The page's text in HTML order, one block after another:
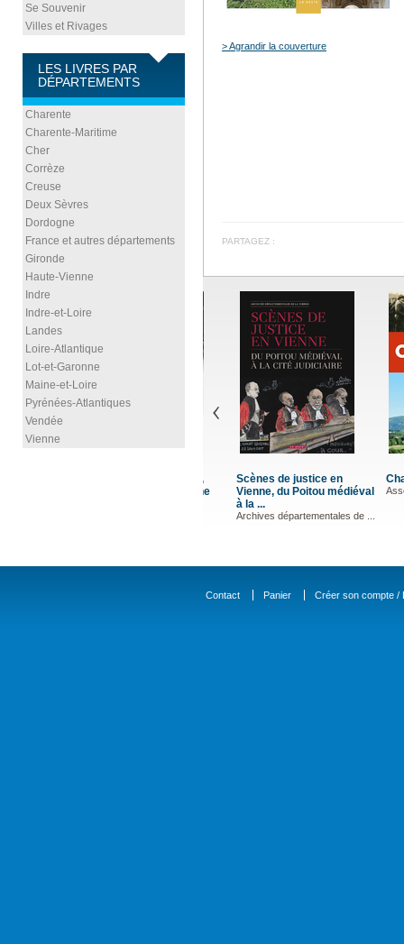
Se Souvenir
Villes et Rivages
LES LIVRES PAR
DÉPARTEMENTS
Charente
Charente-Maritime
Cher
Corrèze
Creuse
Deux Sèvres
Dordogne
France et autres départements
Gironde
Haute-Vienne
Indre
Indre-et-Loire
Landes
Loire-Atlantique
Lot-et-Garonne
Maine-et-Loire
Pyrénées-Atlantiques
Vendée
Vienne
> Agrandir la couverture
PARTAGEZ :
Chantaco
Association JAKINTZA
La
ABIT
Contact Panier Créer son compte /